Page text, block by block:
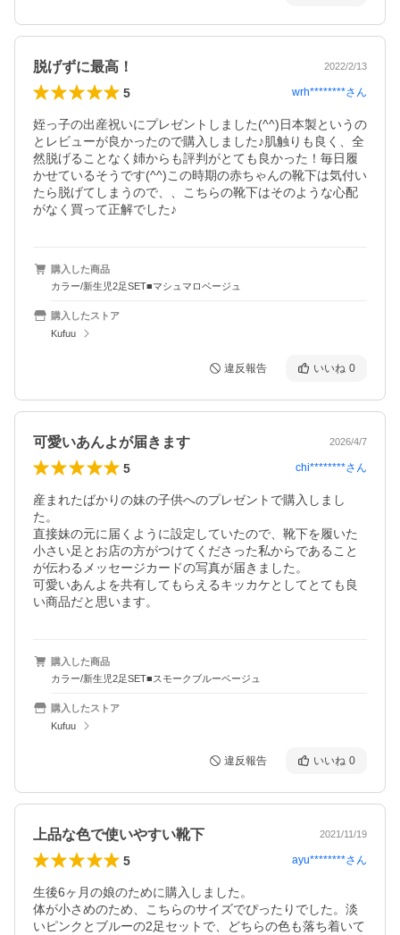
脱げずに最高！ 2022/2/13
5 wrh********さん
姪っ子の出産祝いにプレゼントしました(^^)日本製というの
とレビューが良かったので購入しました♪肌触りも良く、全
然脱げることなく姉からも評判がとても良かった！毎日履
かせているそうです(^^)この時期の赤ちゃんの靴下は気付い
たら脱げてしまうので、、こちらの靴下はそのような心配
がなく買って正解でした♪
購入した商品
カラー/新生児2足SET■マシュマロベージュ
購入したストア
Kufuu
違反報告 いいね 0
可愛いあんよが届きます 2026/4/7
5 chi********さん
産まれたばかりの妹の子供へのプレゼントで購入しまし
た。
直接妹の元に届くように設定していたので、靴下を履いた
小さい足とお店の方がつけてくださった私からであること
が伝わるメッセージカードの写真が届きました。
可愛いあんよを共有してもらえるキッカケとしてとても良
購入した商品
カラー/新生児2足SET■スモークブルーベージュ
購入したストア
Kufuu
違反報告 いいね 0
上品な色で使いやすい靴下 2021/11/19
5 ayu********さん
生後6ヶ月の娘のために購入しました。
体が小さめのため、こちらのサイズでぴったりでした。淡
いピンクとブルーの2足セットで、どちらの色も落ち着いて